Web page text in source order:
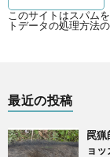
このサイトはスパム
トデータの処理方法
最近の投稿
罠
ョ